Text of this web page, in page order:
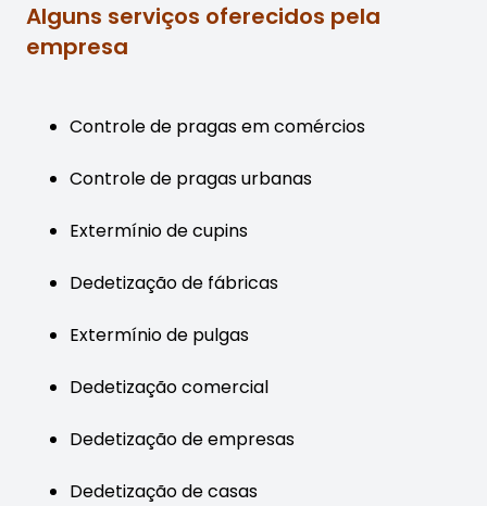
Alguns serviços oferecidos pela
empresa
Controle de pragas em comércios
Controle de pragas urbanas
Extermínio de cupins
Dedetização de fábricas
Extermínio de pulgas
Dedetização comercial
Dedetização de empresas
Dedetização de casas